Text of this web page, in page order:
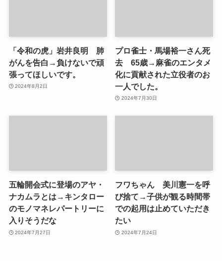
「令和の虎」岩井良明 肺
がんを告白→負けないで頑
張ってほしいです。
2024年8月2日
プロ雀士・馬場裕一さん死
去 65歳→麻雀のエンタメ
化に貢献された立役者のお
一人でした。
2024年7月30日
五輪開会式に登場のアヤ・
ナカムラとは→キンタロー
のモノマネレパートリーに
入りそうだな
2024年7月27日
フワちゃん 美川憲一を呼
び捨て→子供が観る時間帯
での起用は止めていただき
たい
2024年7月24日